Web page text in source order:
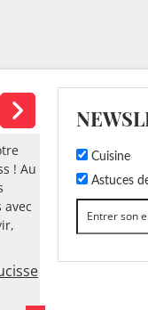
! Au
Cuisine
Astuces